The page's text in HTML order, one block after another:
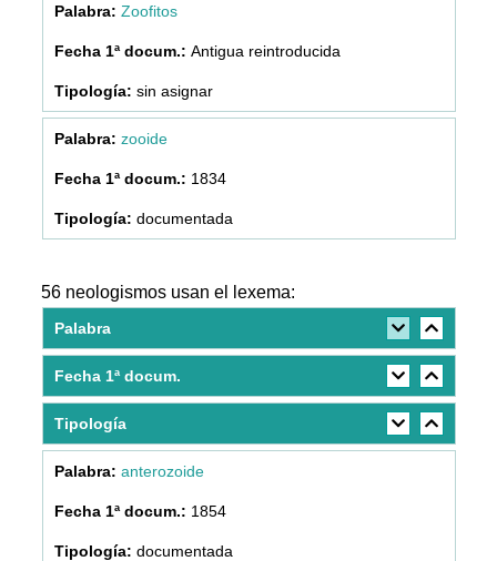
Zoofitos
Antigua reintroducida
sin asignar
zooide
1834
documentada
56 neologismos usan el lexema:
Palabra
Fecha 1ª docum.
Tipología
anterozoide
1854
documentada